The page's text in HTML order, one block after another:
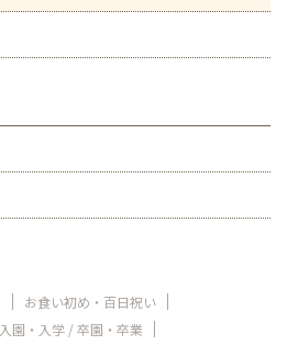
お食い初め・百日祝い
入園・入学 / 卒園・卒業